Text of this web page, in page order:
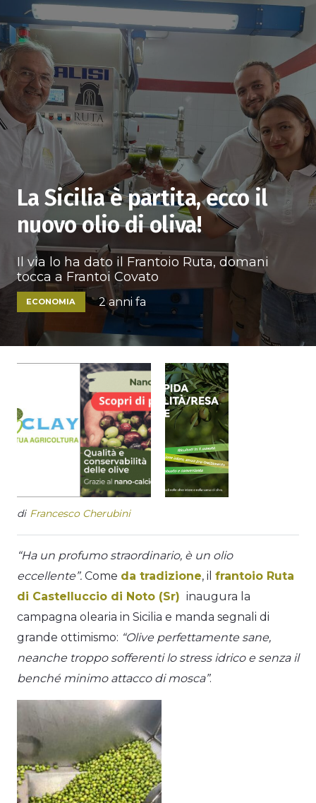
La Sicilia è partita, ecco il
nuovo olio di oliva!
Il via lo ha dato il Frantoio Ruta, domani
tocca a Frantoi Covato
ECONOMIA 2 anni fa
di Francesco Cherubini
“Ha un profumo straordinario, è un olio
eccellente”. Come da tradizione, il frantoio Ruta
di Castelluccio di Noto (Sr) inaugura la
campagna olearia in Sicilia e manda segnali di
grande ottimismo: “Olive perfettamente sane,
neanche troppo sofferenti lo stress idrico e senza il
benché minimo attacco di mosca”.